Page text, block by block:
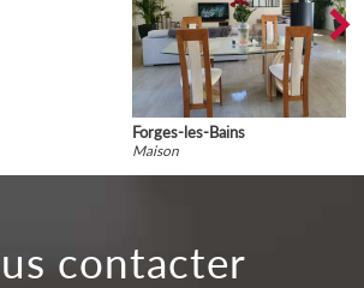
contacter